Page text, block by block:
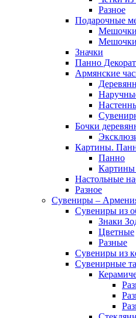
Разное
Подарочные
Мешочки
Значки
Панно
Армянские
Бочки
Картины.
Панно
Настольные
Разное
Сувениры –
Сувениры из
Знаки
Цветные
Разные
Сувениры из
Сувенирные